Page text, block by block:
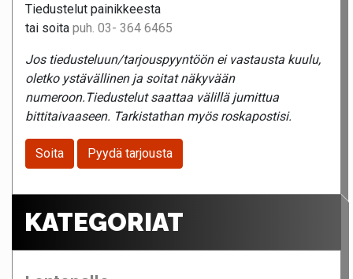
Tiedustelut painikkeesta
tai soita puh. 03- 364 6465
Jos tiedusteluun/tarjouspyyntöön ei vastausta kuulu,
oletko ystävällinen ja soitat näkyvään
numeroon.Tiedustelut saattaa välillä jumittua
bittitaivaaseen. Tarkistathan myös roskapostisi.
Soita Pyydä tarjousta
KATEGORIAT